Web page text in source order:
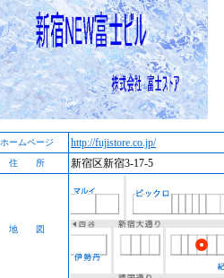
ホームページ http://fujistore.co.jp/
住 所 新宿区新宿3-17-5
地 図